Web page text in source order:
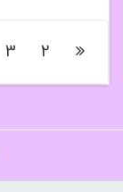
2
3